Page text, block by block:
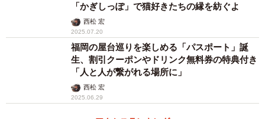
「かぎしっぽ」で猫好きたちの縁を紡ぐよ
西松 宏
2025.07.20
福岡の屋台巡りを楽しめる「パスポート」誕
生、割引クーポンやドリンク無料券の特典付き
「人と人が繋がれる場所に」
西松 宏
2025.06.29